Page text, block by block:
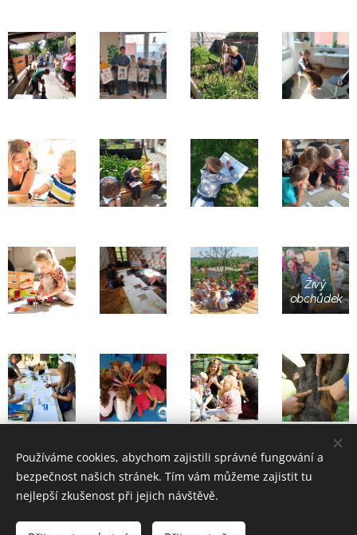
Živý
obchůdek
© 2019 ŽIVÉ UČENÍ PÁLAVA, z.s., Klentnice 40, 692 01
Používáme cookies, abychom zajistili správné fungování a
bezpečnost našich stránek. Tím vám můžeme zajistit tu
nejlepší zkušenost při jejich návštěvě.